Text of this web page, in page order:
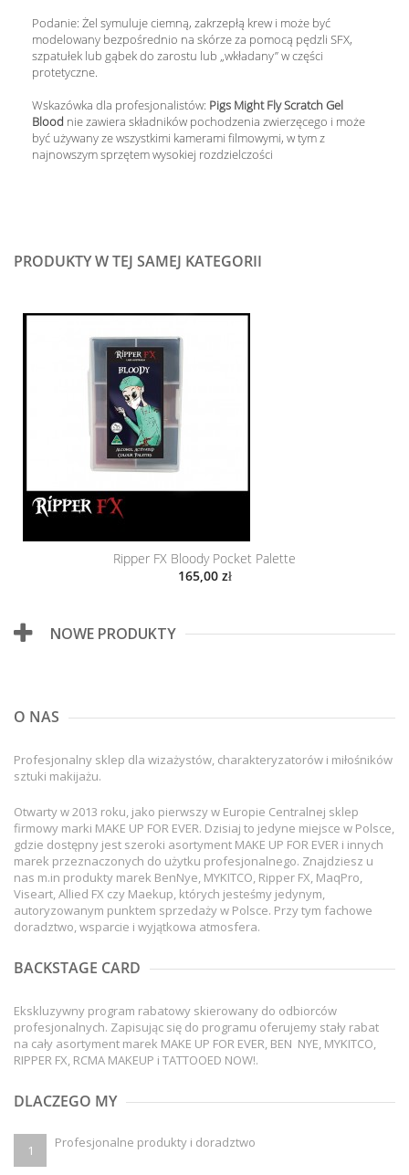
Podanie: Żel symuluje ciemną, zakrzepłą krew i może być
modelowany bezpośrednio na skórze za pomocą pędzli SFX,
szpatułek lub gąbek do zarostu lub „wkładany” w części
protetyczne.
Wskazówka dla profesjonalistów: Pigs Might FlyScratch Gel
Blood nie zawiera składników pochodzenia zwierzęcego i może
być używany ze wszystkimi kamerami filmowymi, w tym z
najnowszym sprzętem wysokiej rozdzielczości
PRODUKTY W TEJ SAMEJ KATEGORII
Ripper FX Bloody Pocket Palette
165,00 zł
NOWE PRODUKTY
O NAS
Profesjonalny sklep dla wizażystów, charakteryzatorów i miłośników
sztuki makijażu.
Otwarty w 2013 roku, jako pierwszy w Europie Centralnej sklep
firmowy marki MAKE UP FOR EVER. Dzisiaj to jedyne miejsce w Polsce,
gdzie dostępny jest szeroki asortyment MAKE UP FOR EVER i innych
marek przeznaczonych do użytku profesjonalnego. Znajdziesz u
nas m.in produkty marek BenNye, MYKITCO, Ripper FX, MaqPro,
Viseart, Allied FX czy Maekup, których jesteśmy jedynym,
autoryzowanym punktem sprzedaży w Polsce. Przy tym fachowe
doradztwo, wsparcie i wyjątkowa atmosfera.
BACKSTAGE CARD
Ekskluzywny program rabatowy skierowany do odbiorców
profesjonalnych. Zapisując się do programu oferujemy stały rabat
na cały asortyment marek MAKE UP FOR EVER, BEN NYE, MYKITCO,
RIPPER FX, RCMA MAKEUP i TATTOOED NOW!.
DLACZEGO MY
1 Profesjonalne produkty i doradztwo